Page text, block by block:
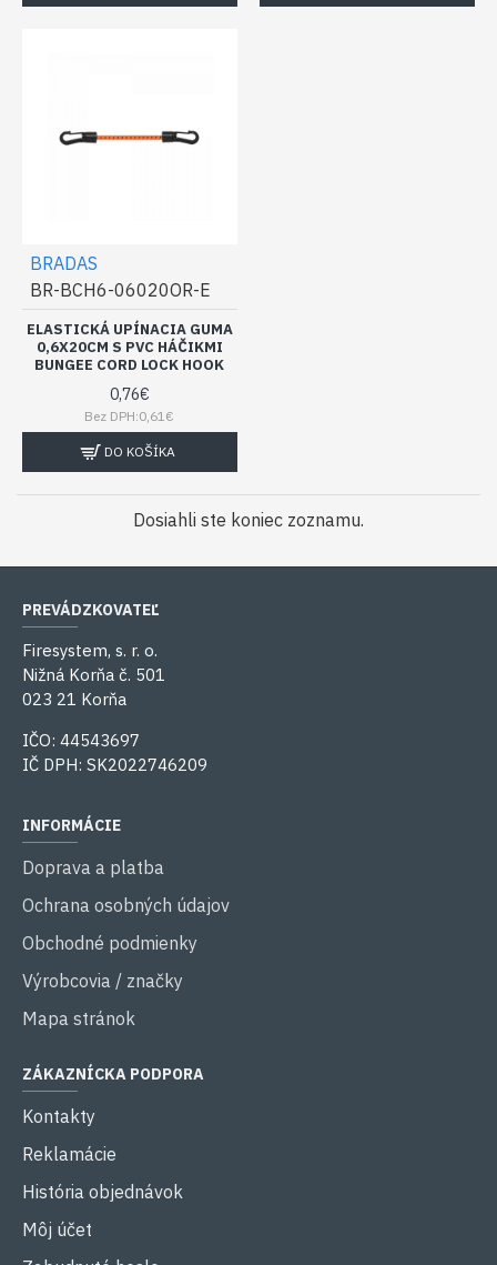
BRADAS
BR-BCH6-06020OR-E
ELASTICKÁ UPÍNACIA GUMA
0,6X20CM S PVC HÁČIKMI
BUNGEE CORD LOCK HOOK
0,76€
Bez DPH:0,61€
DO KOŠÍKA
Dosiahli ste koniec zoznamu.
PREVÁDZKOVATEĽ
Firesystem, s. r. o.
Nižná Korňa č. 501
023 21 Korňa
IČO: 44543697
IČ DPH: SK2022746209
INFORMÁCIE
Doprava a platba
Ochrana osobných údajov
Obchodné podmienky
Výrobcovia / značky
Mapa stránok
ZÁKAZNÍCKA PODPORA
Kontakty
Reklamácie
História objednávok
Môj účet